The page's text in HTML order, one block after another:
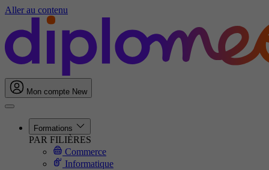
Aller au contenu
Mon compte New
Formations
PAR FILIÈRES
Commerce
Informatique